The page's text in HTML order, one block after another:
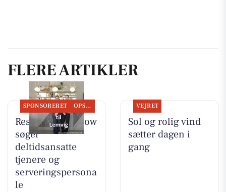
FLERE ARTIKLER
SPONSORERET OPSLAGSTAVLEN
Restaurant Mellow
søger
deltidsansatte
tjenere og
serveringspersona
le
VEJRET
Sol og rolig vind
sætter dagen i
gang